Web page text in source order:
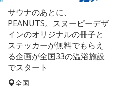
サウナのあとに、
PEANUTS。スヌーピーデザ
インのオリジナルの冊子と
ステッカーが無料でもらえ
る企画が全国33の温浴施設
でスタート
全国